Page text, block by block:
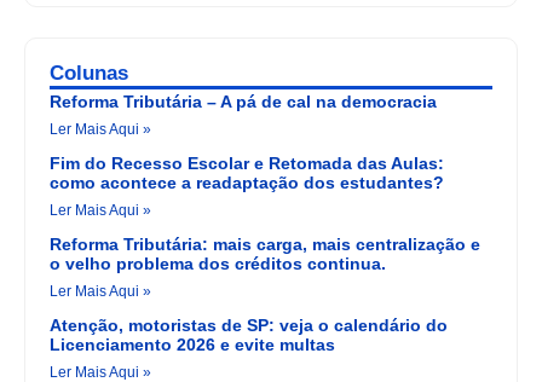
Colunas
Reforma Tributária – A pá de cal na democracia
Ler Mais Aqui »
Fim do Recesso Escolar e Retomada das Aulas:
como acontece a readaptação dos estudantes?
Ler Mais Aqui »
Reforma Tributária: mais carga, mais centralização e
o velho problema dos créditos continua.
Ler Mais Aqui »
Atenção, motoristas de SP: veja o calendário do
Licenciamento 2026 e evite multas
Ler Mais Aqui »